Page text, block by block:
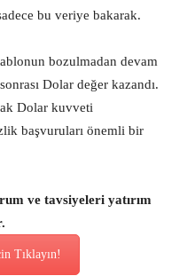
bu veriye bakarak.
bozulmadan devam
Dolar değer kazandı.
Dolar kuvveti
başvuruları önemli bir
ve tavsiyeleri yatırım
Tıklayın!